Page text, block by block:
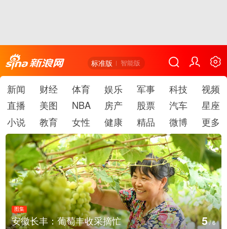
标准版 智能版
新闻 财经 体育 娱乐 军事 科技
视频
直播
美图 NBA 房产 股票 汽车
星座
小说
教育 女性 健康 精品 微博 更多
长丰：葡萄丰收采摘忙
图集
湖北
6/6